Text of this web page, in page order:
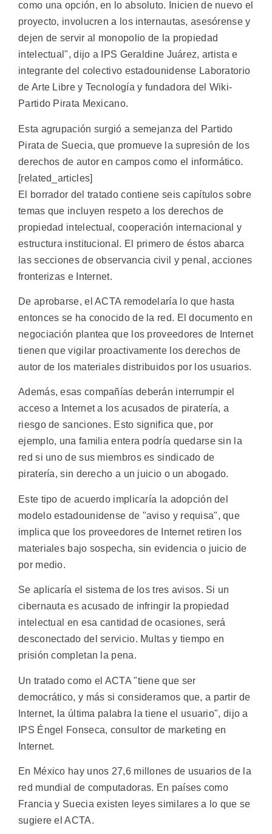
como una opción, en lo absoluto. Inicien de nuevo el
proyecto, involucren a los internautas, asesórense y
dejen de servir al monopolio de la propiedad
intelectual", dijo a IPS Geraldine Juárez, artista e
integrante del colectivo estadounidense Laboratorio
de Arte Libre y Tecnología y fundadora del Wiki-
Partido Pirata Mexicano.
Esta agrupación surgió a semejanza del Partido
Pirata de Suecia, que promueve la supresión de los
derechos de autor en campos como el informático.
[related_articles]
El borrador del tratado contiene seis capítulos sobre
temas que incluyen respeto a los derechos de
propiedad intelectual, cooperación internacional y
estructura institucional. El primero de éstos abarca
las secciones de observancia civil y penal, acciones
fronterizas e Internet.
De aprobarse, el ACTA remodelaría lo que hasta
entonces se ha conocido de la red. El documento en
negociación plantea que los proveedores de Internet
tienen que vigilar proactivamente los derechos de
autor de los materiales distribuidos por los usuarios.
Además, esas compañías deberán interrumpir el
acceso a Internet a los acusados de piratería, a
riesgo de sanciones. Esto significa que, por
ejemplo, una familia entera podría quedarse sin la
red si uno de sus miembros es sindicado de
piratería, sin derecho a un juicio o un abogado.
Este tipo de acuerdo implicaría la adopción del
modelo estadounidense de "aviso y requisa", que
implica que los proveedores de Internet retiren los
materiales bajo sospecha, sin evidencia o juicio de
por medio.
Se aplicaría el sistema de los tres avisos. Si un
cibernauta es acusado de infringir la propiedad
intelectual en esa cantidad de ocasiones, será
desconectado del servicio. Multas y tiempo en
prisión completan la pena.
Un tratado como el ACTA "tiene que ser
democrático, y más si consideramos que, a partir de
Internet, la última palabra la tiene el usuario", dijo a
IPS Éngel Fonseca, consultor de marketing en
Internet.
En México hay unos 27,6 millones de usuarios de la
red mundial de computadoras. En países como
Francia y Suecia existen leyes similares a lo que se
sugiere el ACTA.